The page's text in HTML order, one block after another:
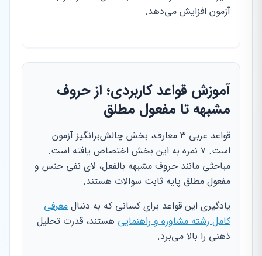
آزمون افزایش می‌دهد.
آموزش قواعد کاربردی؛ از حروف
مشبهه تا مفعول مطلق
قواعد عربی ۳ معارف، بخش چالش‌برانگیز آزمون
است. ۷ نمره به این بخش اختصاص یافته است.
مباحثی مانند حروف مشبهه بالفعل، لای نفی جنس و
مفعول مطلق پایه ثابت سوالات هستند.
یادگیری این قواعد برای کسانی که به دنبال معرفی
کامل رشته مشاوره و راهنمایی هستند، قدرت تحلیل
ذهنی را بالا می‌برد.